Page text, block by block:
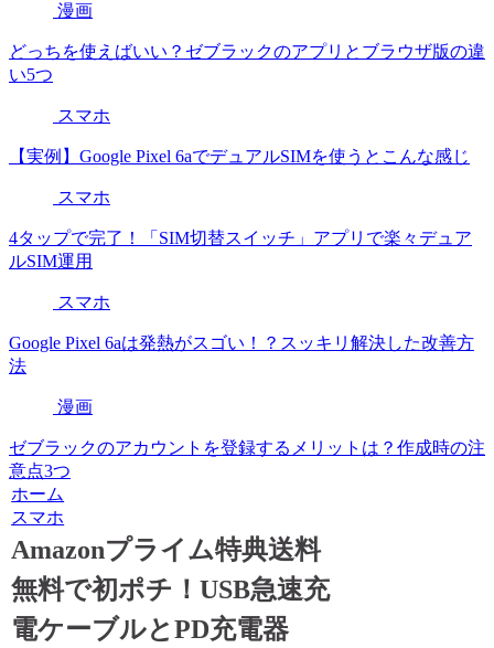
漫画
どっちを使えばいい？ゼブラックのアプリとブラウザ版の違
い5つ
スマホ
【実例】Google Pixel 6aでデュアルSIMを使うとこんな感じ
スマホ
4タップで完了！「SIM切替スイッチ」アプリで楽々デュア
ルSIM運用
スマホ
Google Pixel 6aは発熱がスゴい！？スッキリ解決した改善方
法
漫画
ゼブラックのアカウントを登録するメリットは？作成時の注
意点3つ
ホーム
スマホ
Amazonプライム特典送料
無料で初ポチ！USB急速充
電ケーブルとPD充電器